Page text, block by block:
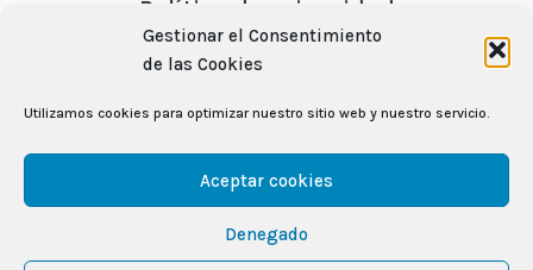
Gestionar el Consentimiento
de las Cookies
Utilizamos cookies para optimizar nuestro sitio web y nuestro servicio.
Aceptar cookies
Denegado
Política de privacidad
Política de cookies (UE)
Aviso Legal
Ver recetas →